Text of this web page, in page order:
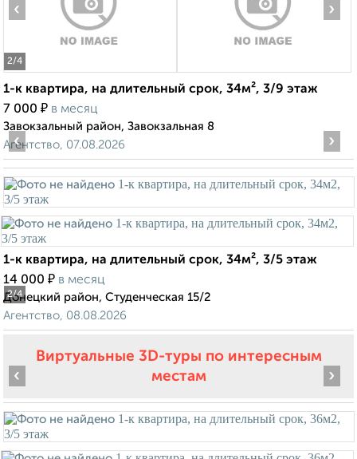
2/4
‹ ›
1-к квартира, на длительный срок, 34м², 3/9 этаж
7 000 ₽ в месяц
Завокзальный район, Завокзальная 8
Агентство, 07.08.2026
2/4
‹ ›
1-к квартира, на длительный срок, 34м², 3/5 этаж
14 000 ₽ в месяц
Донецкий район, Студенческая 15/2
Агентство, 08.08.2026
Виртуальные 3D-туры по интересным
местам
‹ ›